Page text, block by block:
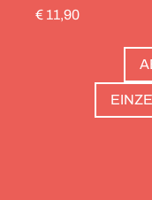
Helfrich ist über
Salzburg bis
zwölf Hotels
haben: Sie sind
stürmen. Und sie
€ 11,90